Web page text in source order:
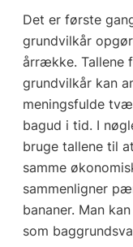
Det er første
grundvilkår
årrække. Tallene
grundvilkår kan
meningsfulde
bagud i tid. I
bruge tallene til
samme
sammenligner
bananer. Man
som